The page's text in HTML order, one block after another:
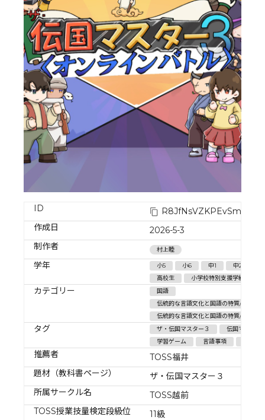
ID
作成日
2026-5-3
制作者
村上睦
学年 小5 小6 中1 中2
高校生
小学校特別支援学級
カテゴリー
国語
伝統的な言語文化と国語の特質/伝統的
伝統的な言語文化と国語の特質/言語の
タグ ザ・伝国マスター３
伝国マスター
学習ゲーム
言語事項
推薦者
TOSS福井
題材（教科書ページ）
ザ・伝国マスター３
所属サークル名
TOSS越前
TOSS授業技量検定段級位
11級